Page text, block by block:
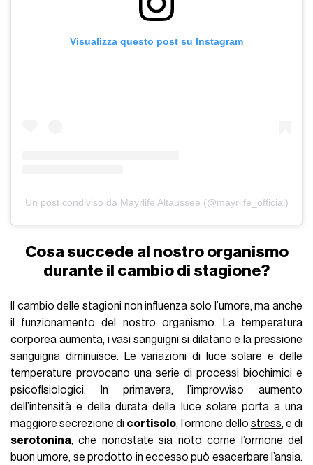
Visualizza questo post su Instagram
Un post condiviso da Mayrlife Altaussee (@mayrlife_official)
Cosa succede al nostro organismo
durante il cambio di stagione?
Il cambio delle stagioni non influenza solo l’umore, ma anche
il funzionamento del nostro organismo. La temperatura
corporea aumenta, i vasi sanguigni si dilatano e la pressione
sanguigna diminuisce. Le variazioni di luce solare e delle
temperature provocano una serie di processi biochimici e
psicofisiologici. In primavera, l’improvviso aumento
dell’intensità e della durata della luce solare porta a una
maggiore secrezione di cortisolo, l’ormone dello stress, e di
serotonina, che nonostate sia noto come l’ormone del
buon umore, se prodotto in eccesso può esacerbare l’ansia.